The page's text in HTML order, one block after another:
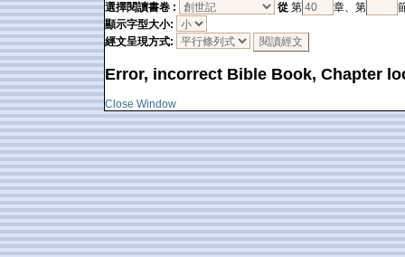
選擇閱讀書卷 :
從 第 章、第
顯示字型大小:
經文呈現方式:
Error, incorrect Bible Book, Chapter
Close Window